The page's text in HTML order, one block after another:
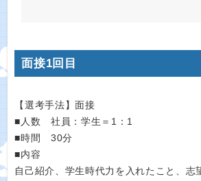
面接1回目
【選考手法】面接
■人数 社員：学生＝1：1
■時間 30分
■内容
自己紹介、学生時代力を入れたこと、志